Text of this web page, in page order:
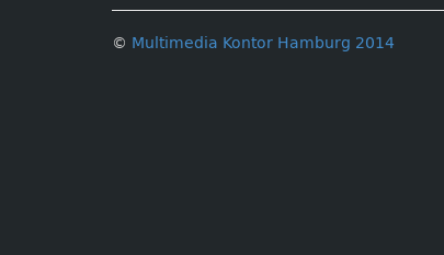
© Multimedia Kontor Hamburg 2014